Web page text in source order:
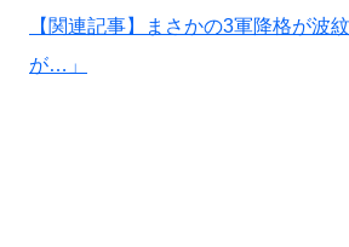
【関連記事】まさかの3軍降格が
が…」